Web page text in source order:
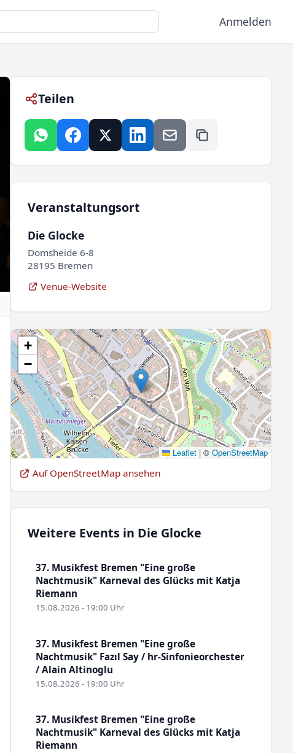
Anmelden
Teilen
Veranstaltungsort
Die Glocke
Domsheide 6-8
28195 Bremen
Venue-Website
+
−
Leaflet |© OpenStreetMap
Auf OpenStreetMap ansehen
Weitere Events in Die Glocke
37. Musikfest Bremen "Eine große
Nachtmusik" Karneval des Glücks mit Katja
Riemann
15.08.2026 - 19:00 Uhr
37. Musikfest Bremen "Eine große
Nachtmusik" Fazıl Say / hr-Sinfonieorchester
/ Alain Altinoglu
15.08.2026 - 19:00 Uhr
37. Musikfest Bremen "Eine große
Nachtmusik" Karneval des Glücks mit Katja
Riemann